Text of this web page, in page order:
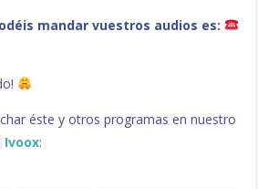
mandar vuestros audios es:
éste y otros programas en nuestro
Ivoox: